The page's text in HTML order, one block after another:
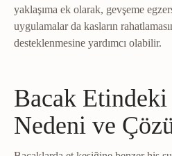
yaklaşıma ek olarak, gevşeme
uygulamalar da kasların
desteklenmesine yardımcı olabilir.
Bacak
Nedeni ve